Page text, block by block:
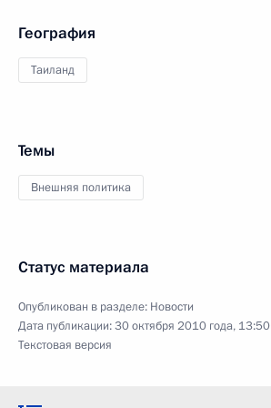
География
Таиланд
Темы
Внешняя политика
Статус материала
Опубликован в разделе: Новости
Дата публикации:30 октября 2010 года, 13:50
Текстовая версия